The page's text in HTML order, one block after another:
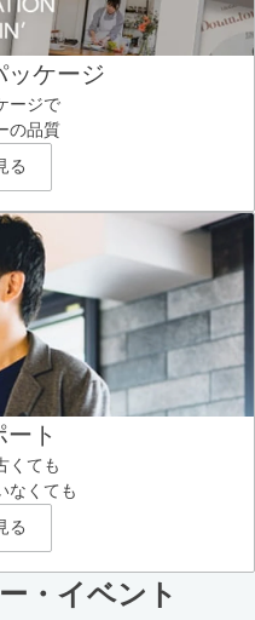
ッケージ
ージで
の品質
る
ト
くても
なくても
る
・イベント